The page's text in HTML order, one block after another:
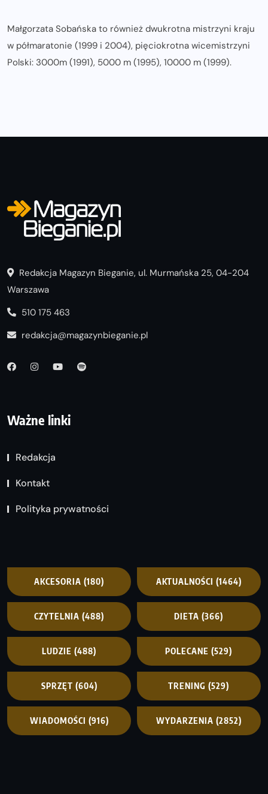
Małgorzata Sobańska to również dwukrotna mistrzyni kraju
w półmaratonie (1999 i 2004), pięciokrotna wicemistrzyni
Polski: 3000m (1991), 5000 m (1995), 10000 m (1999).
Redakcja Magazyn Bieganie, ul. Murmańska 25, 04-204
Warszawa
510 175 463
redakcja@magazynbieganie.pl
Ważne linki
Redakcja
Kontakt
Polityka prywatności
AKCESORIA (180) AKTUALNOŚCI (1464)
CZYTELNIA (488) DIETA (366)
LUDZIE (488) POLECANE (529)
SPRZĘT (604) TRENING (529)
WIADOMOŚCI (916) WYDARZENIA (2852)